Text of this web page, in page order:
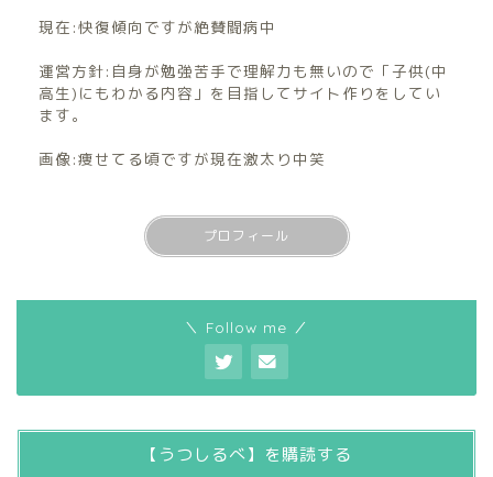
現在:快復傾向ですが絶賛闘病中
運営方針:自身が勉強苦手で理解力も無いので「子供(中
高生)にもわかる内容」を目指してサイト作りをしてい
ます。
画像:痩せてる頃ですが現在激太り中笑
プロフィール
＼ Follow me ／
【うつしるべ】を購読する